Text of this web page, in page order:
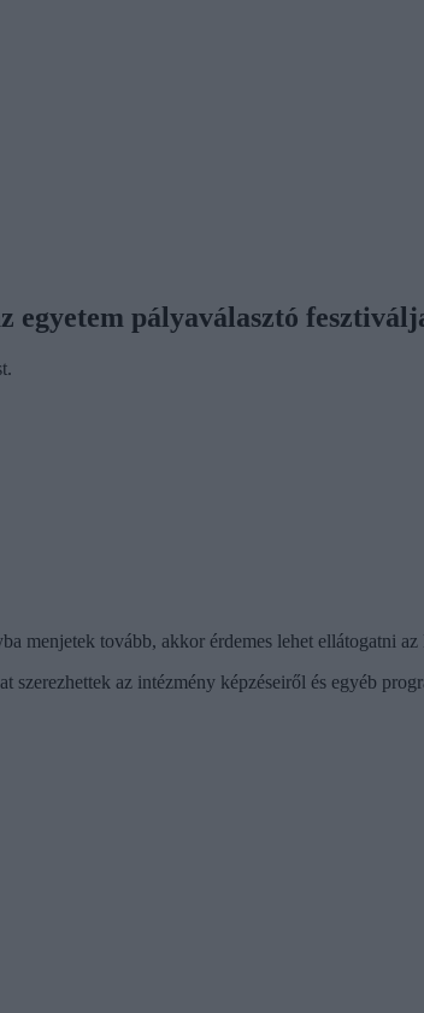
egyetem pályaválasztó
menjetek tovább, akkor érdemes lehet ellátogatni
szerezhettek az intézmény képzéseiről és egyéb